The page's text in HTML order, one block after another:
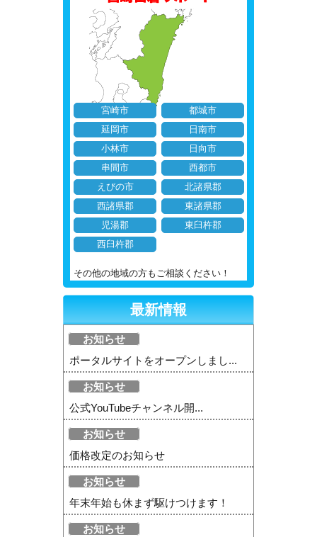
宮崎市
都城市
延岡市
日南市
小林市
日向市
串間市
西都市
えびの市
北諸県郡
西諸県郡
東諸県郡
児湯郡
東臼杵郡
西臼杵郡
その他の地域の方もご相談ください！
最新情報
お知らせ
ポータルサイトをオープンしまし...
お知らせ
公式YouTubeチャンネル開...
お知らせ
価格改定のお知らせ
お知らせ
年末年始も休まず駆けつけます！
お知らせ